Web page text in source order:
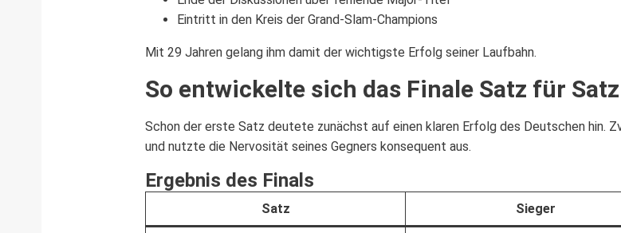
Eintritt in den Kreis der Grand-Slam-Champions
Mit 29 Jahren gelang ihm damit der wichtigste Erfolg seiner Laufbahn.
So entwickelte sich das Finale Satz für Satz
Schon der erste Satz deutete zunächst auf einen klaren Erfolg des Deutschen hin.
und nutzte die Nervosität seines Gegners konsequent aus.
Ergebnis des Finals
Satz Sieger